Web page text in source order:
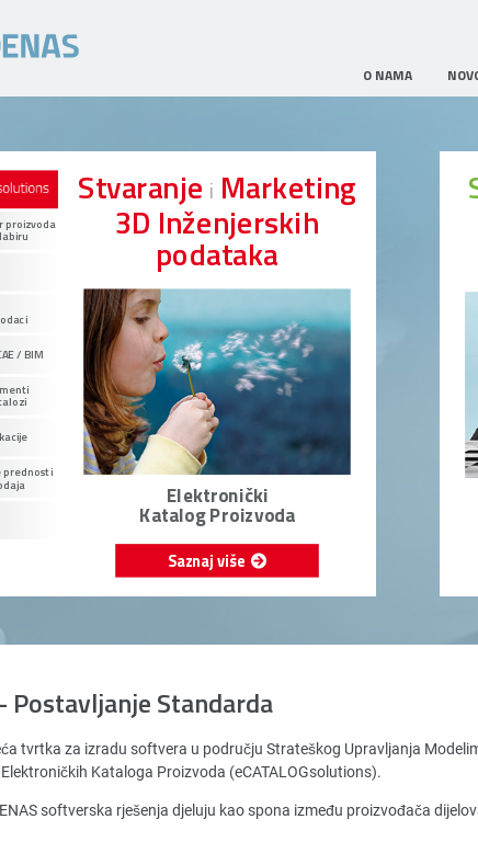
O NAMA
proizvoda
/ BIM
prednosti
Stvaranje i Marketing
3D Inženjerskih
podataka
Elektronički
Katalog Proizvoda
Saznaj više
Postavljanje Standarda
tvrtka za izradu softvera u području Strateškog Upravljanja
Kataloga Proizvoda (eCATALOGsolutions).
softverska rješenja djeluju kao spona između proizvođača